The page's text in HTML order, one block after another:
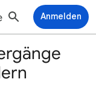
Anmelden